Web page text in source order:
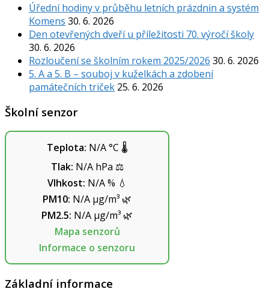
Úřední hodiny v průběhu letních prázdnin a systém
Komens 30. 6. 2026
Den otevřených dveří u příležitosti 70. výročí školy
30. 6. 2026
Rozloučení se školním rokem 2025/2026 30. 6. 2026
5. A a 5. B – souboj v kuželkách a zdobení
památečních triček 25. 6. 2026
Školní senzor
Teplota: N/A°C 🌡️
Tlak: N/AhPa ⚖️
Vlhkost: N/A% 💧
PM10: N/A µg/m³ 🌿
PM2.5: N/A µg/m³ 🌿
Mapa senzorů
Informace o senzoru
Základní informace